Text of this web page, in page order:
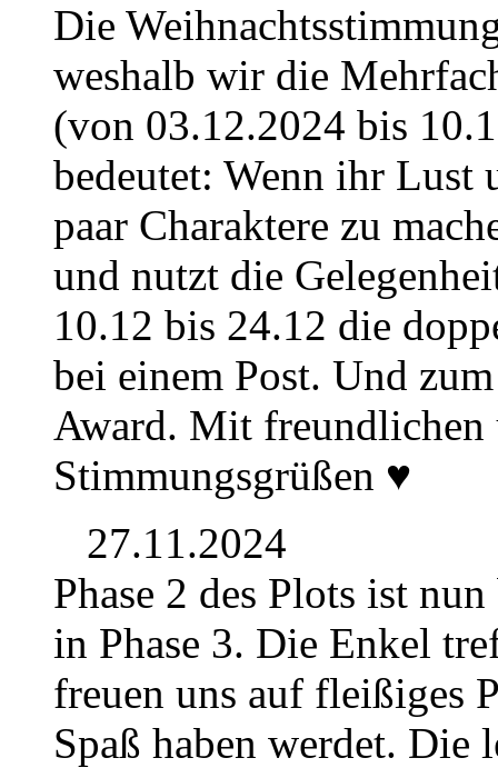
Die
weshalb wir die
(von 03.12.2024 bis
bedeutet: Wenn ihr Lust
paar Charaktere zu
und nutzt die
10.12 bis 24.12 die
bei einem Post. Und
Award. Mit freundlichen
Stimmungsgrüßen ♥
27.11.2024
Phase 2 des Plots ist
in Phase 3. Die Enkel
freuen uns auf fleißiges
Spaß haben werdet. Die